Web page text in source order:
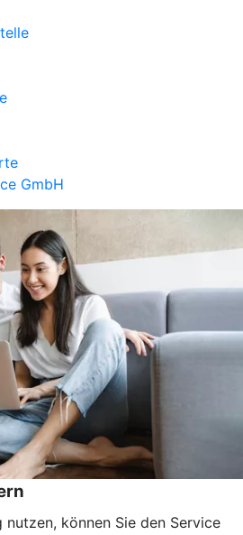
GmbH
nutzen, können Sie den Service